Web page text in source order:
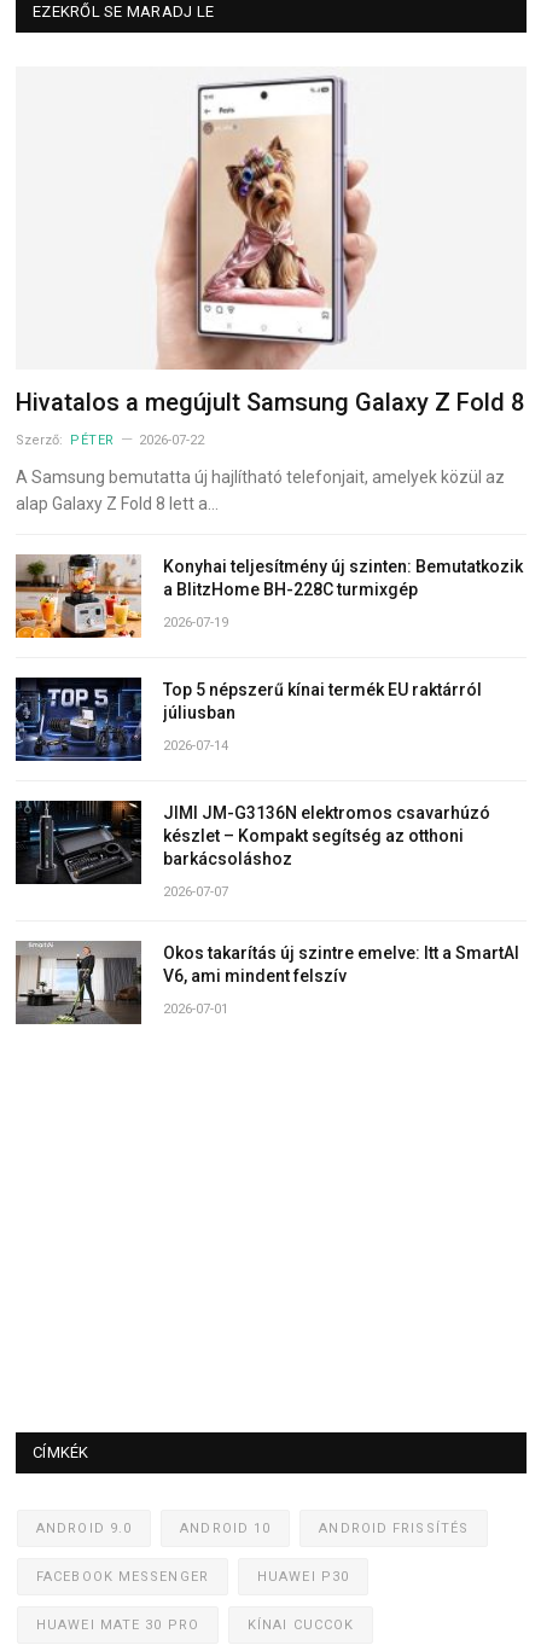
EZEKRŐL SE MARADJ LE
Hivatalos a megújult Samsung Galaxy Z Fold 8
Szerző: PÉTER 2026-07-22
A Samsung bemutatta új hajlítható telefonjait, amelyek közül az
alap Galaxy Z Fold 8 lett a…
Konyhai teljesítmény új szinten: Bemutatkozik
a BlitzHome BH-228C turmixgép
2026-07-19
Top 5 népszerű kínai termék EU raktárról
júliusban
2026-07-14
JIMI JM-G3136N elektromos csavarhúzó
készlet – Kompakt segítség az otthoni
barkácsoláshoz
2026-07-07
Okos takarítás új szintre emelve: Itt a SmartAI
V6, ami mindent felszív
2026-07-01
CÍMKÉK
ANDROID 9.0 ANDROID 10 ANDROID FRISSÍTÉS
FACEBOOK MESSENGER HUAWEI P30
HUAWEI MATE 30 PRO KÍNAI CUCCOK